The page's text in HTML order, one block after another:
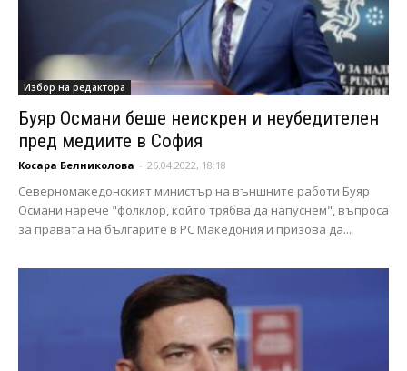
Избор на редактора
Буяр Османи беше неискрен и неубедителен
пред медиите в София
Косара Белниколова - 26.04.2022, 18:18
Северномакедонският министър на външните работи Буяр
Османи нарече "фолклор, който трябва да напуснем", въпроса
за правата на българите в РС Македония и призова да...